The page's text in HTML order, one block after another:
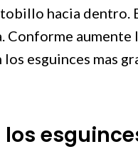
hacia dentro.
Conforme
esguinces mas